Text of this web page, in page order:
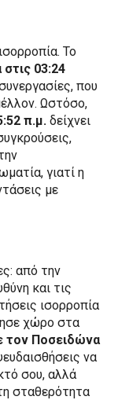
Το
03:24
που
Ωστόσο,
π.μ. δείχνει
γιατί η
με
από την
και τις
ισορροπία
χώρο στα
τον Ποσειδώνα
να
σου, αλλά
σταθερότητα